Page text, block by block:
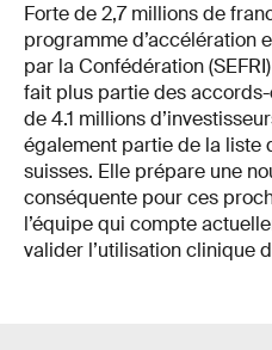
Forte de 2,7 millions de
programme d’accélération
par la Confédération
fait plus partie des
de 4.1 millions
également partie de la liste
suisses. Elle prépare une
conséquente pour ces
l’équipe qui compte
valider l’utilisation clinique